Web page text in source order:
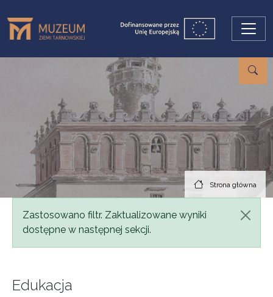
Strona główna
Komunikat
Zastosowano filtr. Zaktualizowane wyniki
dostępne w następnej sekcji.
Edukacja